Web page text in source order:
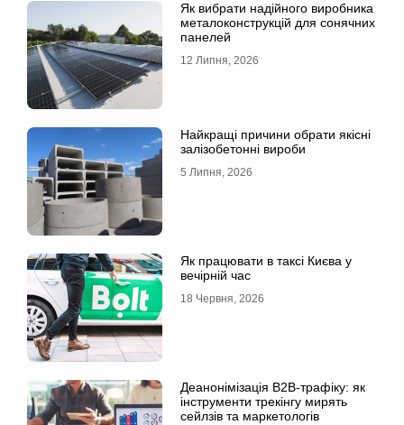
Як вибрати надійного виробника
металоконструкцій для сонячних
панелей
12 Липня, 2026
Найкращі причини обрати якісні
залізобетонні вироби
5 Липня, 2026
Як працювати в таксі Києва у
вечірній час
18 Червня, 2026
Деанонімізація B2B-трафіку: як
інструменти трекінгу мирять
сейлзів та маркетологів